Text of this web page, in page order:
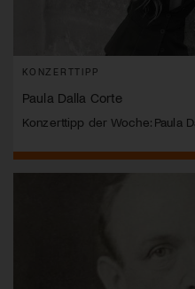
KONZERTTIPP
Paula Dalla Corte
Konzerttipp der Woche: Paula